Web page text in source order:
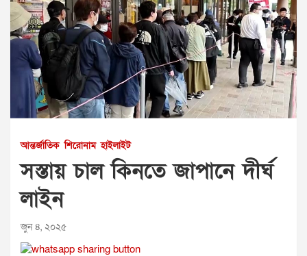
আন্তর্জাতিক শিরোনাম হাইলাইট
সস্তায় চাল কিনতে জাপানে দীর্ঘ
লাইন
জুন ৪, ২০২৫